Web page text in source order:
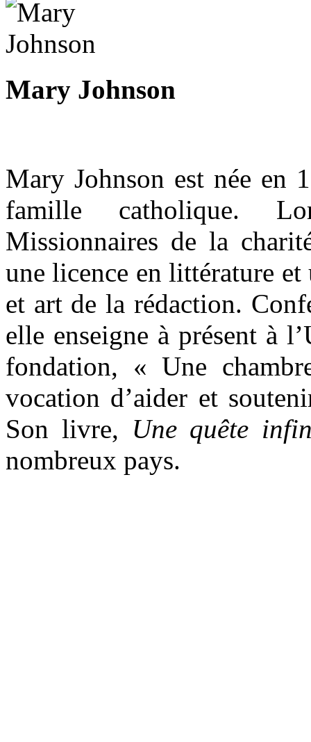
Mary Johnson
Mary Johnson est née en
famille catholique.
Missionnaires de la
une licence en littérature et
et art de la rédaction.
elle enseigne à présent à
fondation, « Une
vocation d’aider et
Son livre, Une quête
nombreux pays.